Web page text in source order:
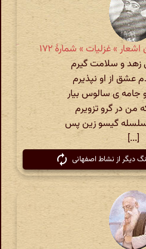
» غزلیات » شمارهٔ ۱۷۲
زهد و سلامت گیرم
عشق از او نپذیرم
جامه ی سالوس بیار
من در گرو تزویرم
گیسو زین پس
[...]